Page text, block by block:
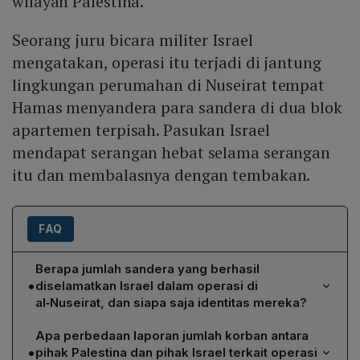
Seorang juru bicara militer Israel
mengatakan, operasi itu terjadi di jantung
lingkungan perumahan di Nuseirat tempat
Hamas menyandera para sandera di dua blok
apartemen terpisah. Pasukan Israel
mendapat serangan hebat selama serangan
itu dan membalasnya dengan tembakan.
FAQ
•
Berapa jumlah sandera yang berhasil
diselamatkan Israel dalam operasi di
al‑Nuseirat, dan siapa saja identitas mereka?
Israel mengklaim berhasil menyelamatkan empat
sandera: Noa Argamani (26 tahun), Almog Meir Jan (22
•
Apa perbedaan laporan jumlah korban antara
pihak Palestina dan pihak Israel terkait operasi